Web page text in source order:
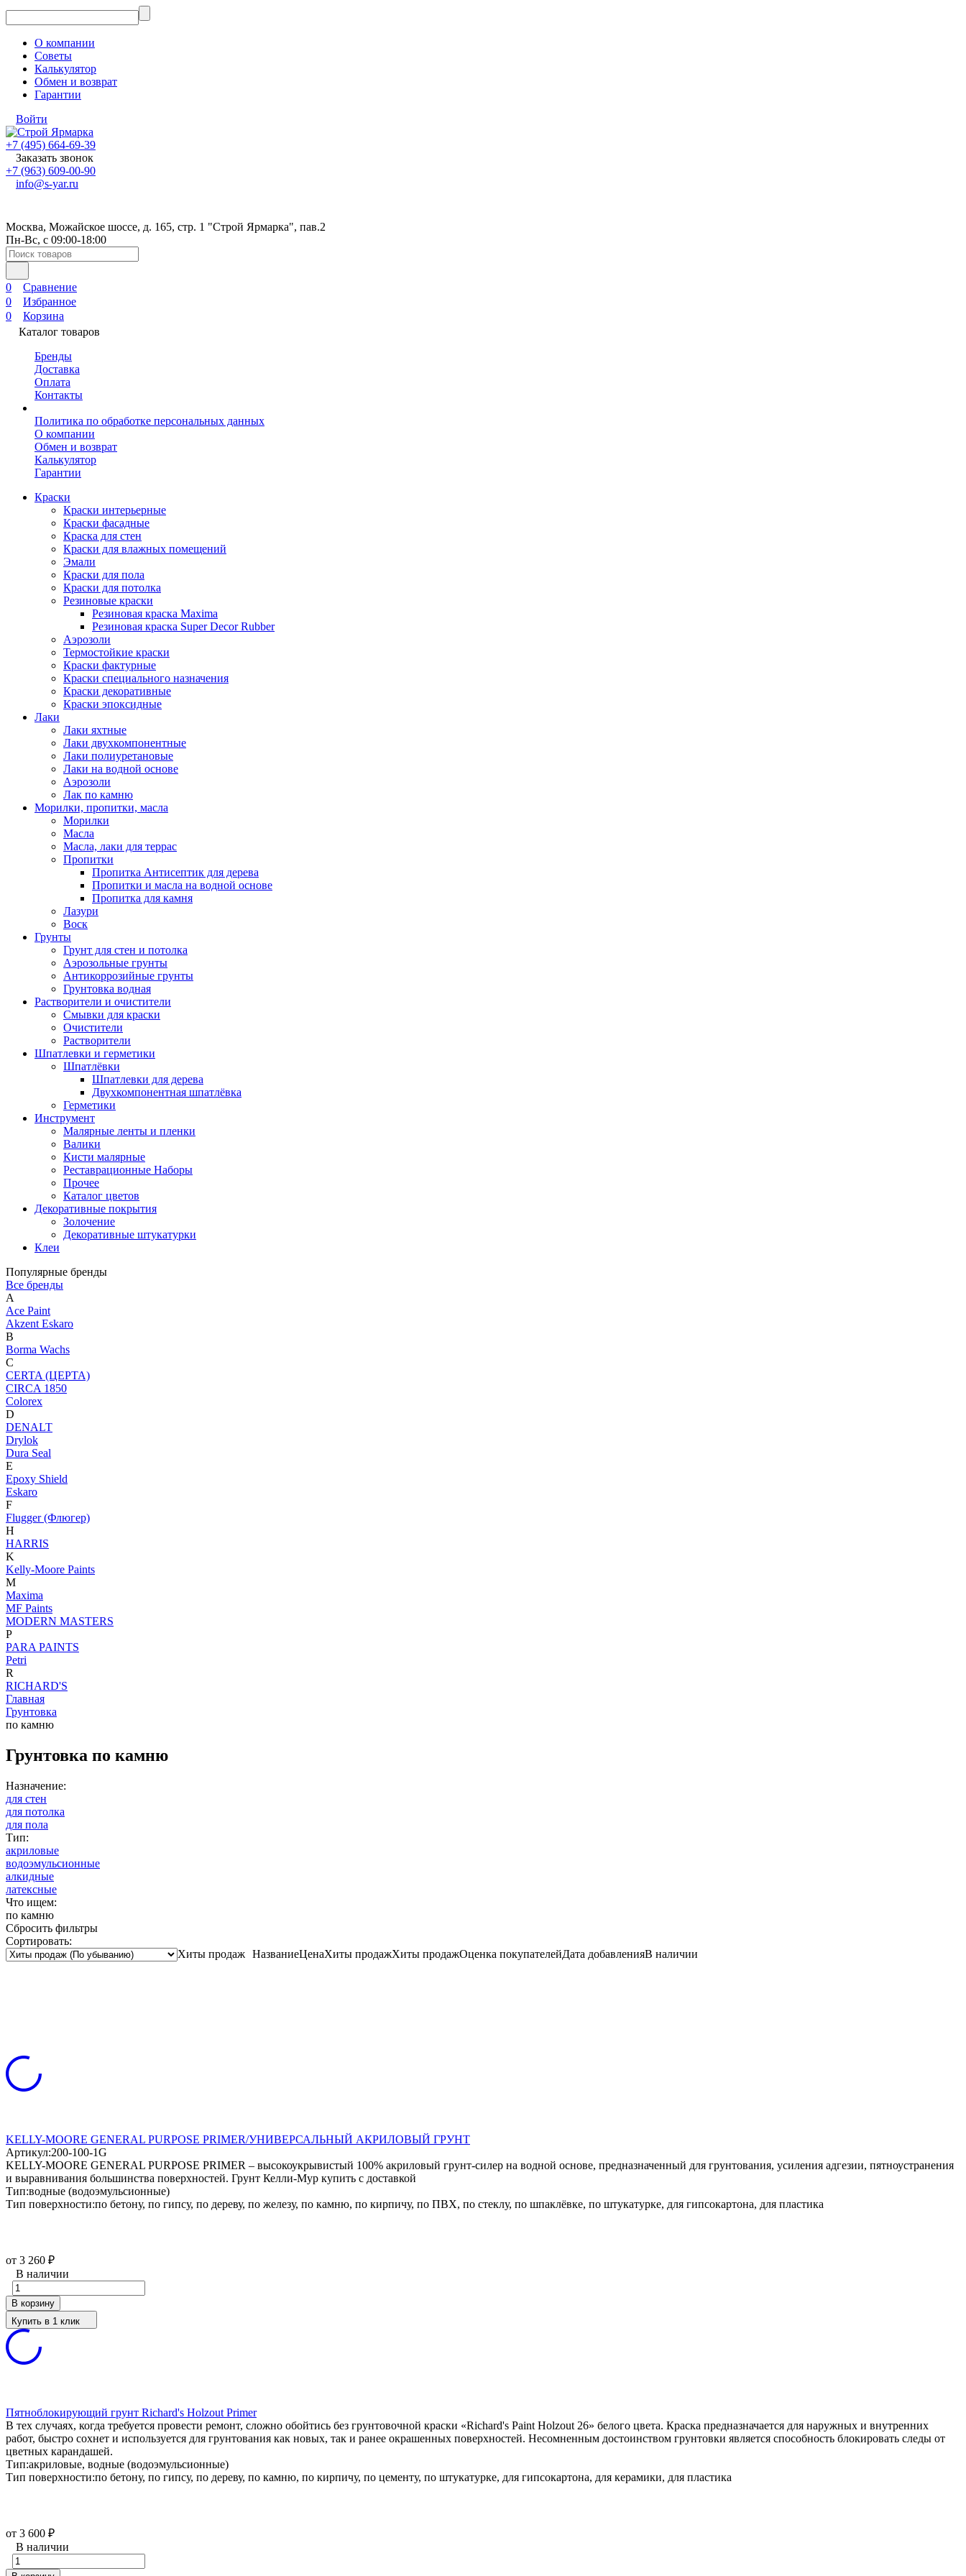
О компании
Советы
Калькулятор
Обмен и возврат
Гарантии
Войти
+7 (495) 664-69-39
Заказать звонок
+7 (963) 609-00-90
info@s-yar.ru
Москва, Можайское шоссе, д. 165, стр. 1 "Строй Ярмарка", пав.2
Пн-Вс, с 09:00-18:00
0
Сравнение
0
Избранное
0
Корзина
Каталог товаров
Бренды
Доставка
Оплата
Контакты
Политика по обработке персональных данных
О компании
Обмен и возврат
Калькулятор
Гарантии
Краски
Краски интерьерные
Краски фасадные
Краска для стен
Краски для влажных помещений
Эмали
Краски для пола
Краски для потолка
Резиновые краски
Резиновая краска Maxima
Резиновая краска Super Decor Rubber
Аэрозоли
Термостойкие краски
Краски фактурные
Краски специального назначения
Краски декоративные
Краски эпоксидные
Лаки
Лаки яхтные
Лаки двухкомпонентные
Лаки полиуретановые
Лаки на водной основе
Аэрозоли
Лак по камню
Морилки, пропитки, масла
Морилки
Масла
Масла, лаки для террас
Пропитки
Пропитка Антисептик для дерева
Пропитки и масла на водной основе
Пропитка для камня
Лазури
Воск
Грунты
Грунт для стен и потолка
Аэрозольные грунты
Антикоррозийные грунты
Грунтовка водная
Растворители и очистители
Смывки для краски
Очистители
Растворители
Шпатлевки и герметики
Шпатлёвки
Шпатлевки для дерева
Двухкомпонентная шпатлёвка
Герметики
Инструмент
Малярные ленты и пленки
Валики
Кисти малярные
Реставрационные Наборы
Прочее
Каталог цветов
Декоративные покрытия
Золочение
Декоративные штукатурки
Клеи
Популярные бренды
Все бренды
A
Ace Paint
Akzent Eskaro
B
Borma Wachs
C
CERTA (ЦЕРТА)
CIRCA 1850
Colorex
D
DENALT
Drylok
Dura Seal
E
Epoxy Shield
Eskaro
F
Flugger (Флюгер)
H
HARRIS
K
Kelly-Moore Paints
M
Maxima
MF Paints
MODERN MASTERS
P
PARA PAINTS
Petri
R
RICHARD'S
Главная
Грунтовка
по камню
Грунтовка по камню
Назначение:
для стен
для потолка
для пола
Тип:
акриловые
водоэмульсионные
алкидные
латексные
Что ищем:
по камню
Сбросить фильтры
Сортировать:
Хиты продаж НазваниеЦенаХиты продажХиты продажОценка покупателейДата добавленияВ наличии
KELLY-MOORE GENERAL PURPOSE PRIMER/УНИВЕРСАЛЬНЫЙ АКРИЛОВЫЙ ГРУНТ
Артикул:200-100-1G
KELLY-MOORE GENERAL PURPOSE PRIMER – высокоукрывистый 100% акриловый грунт-силер на водной основе, предназначенный для грунтования, усиления адгезии, пятноустранения
и выравнивания большинства поверхностей. Грунт Келли-Мур купить с доставкой
Тип:водные (водоэмульсионные)
Тип поверхности:по бетону, по гипсу, по дереву, по железу, по камню, по кирпичу, по ПВХ, по стеклу, по шпаклёвке, по штукатурке, для гипсокартона, для пластика
от 3 260 ₽
В наличии
В корзину
Купить в 1 клик
Пятноблокирующий грунт Richard's Holzout Primer
В тех случаях, когда требуется провести ремонт, сложно обойтись без грунтовочной краски «Richard's Paint Holzout 26» белого цвета. Краска предназначается для наружных и внутренних
работ, быстро сохнет и используется для грунтования как новых, так и ранее окрашенных поверхностей. Несомненным достоинством грунтовки является способность блокировать следы от
цветных карандашей.
Тип:акриловые, водные (водоэмульсионные)
Тип поверхности:по бетону, по гипсу, по дереву, по камню, по кирпичу, по цементу, по штукатурке, для гипсокартона, для керамики, для пластика
от 3 600 ₽
В наличии